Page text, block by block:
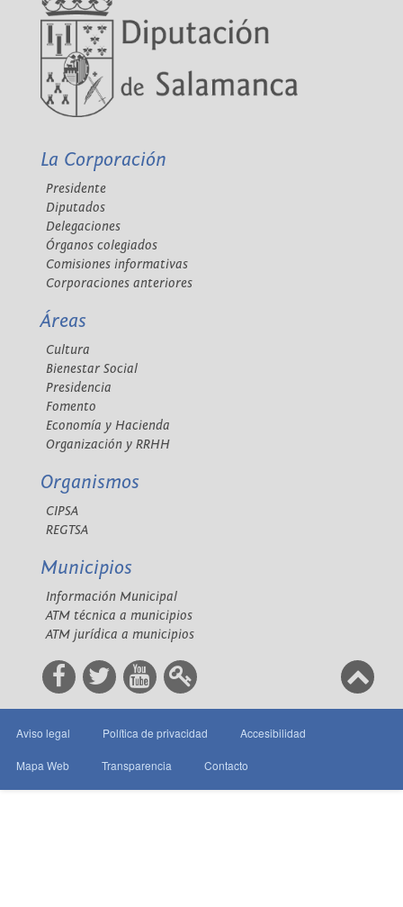
La Corporación
Presidente
Diputados
Delegaciones
Órganos colegiados
Comisiones informativas
Corporaciones anteriores
Áreas
Cultura
Bienestar Social
Presidencia
Fomento
Economía y Hacienda
Organización y RRHH
Organismos
CIPSA
REGTSA
Municipios
Información Municipal
ATM técnica a municipios
ATM jurídica a municipios
Aviso legal Política de privacidad Accesibilidad
Mapa Web Transparencia Contacto